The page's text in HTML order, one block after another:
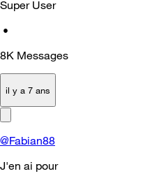
Super User
•
8K Messages
il y a 7 ans
@Fabian88
J'en ai pour